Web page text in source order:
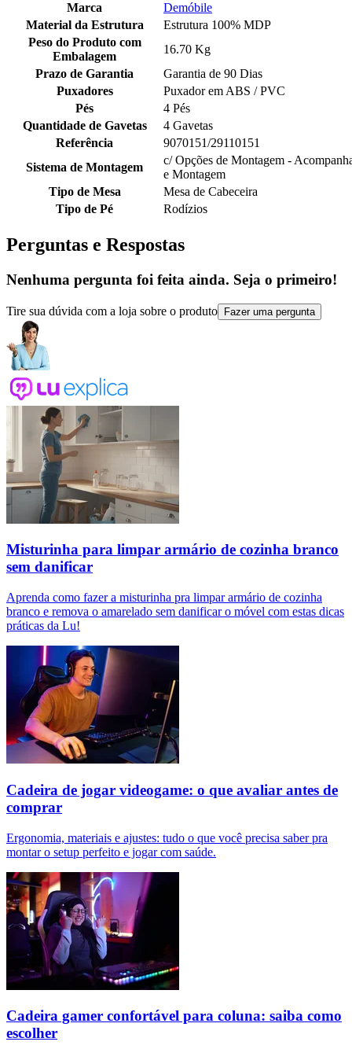
Marca
Demóbile
Material da Estrutura
Estrutura 100% MDP
Peso do Produto com
Embalagem
16.70 Kg
Prazo de Garantia
Garantia de 90 Dias
Puxadores
Puxador em ABS / PVC
Pés
4 Pés
Quantidade de Gavetas
4 Gavetas
Referência
9070151/29110151
Sistema de Montagem
c/ Opções de Montagem -
e Montagem
Tipo de Mesa
Mesa de Cabeceira
Tipo de Pé
Rodízios
Perguntas e Respostas
Nenhuma pergunta foi feita ainda. Seja o primeiro!
Tire sua dúvida com a loja sobre o produto Fazer uma pergunta
Misturinha para limpar armário de cozinha branco
sem danificar
Aprenda como fazer a misturinha pra limpar armário de cozinha
branco e remova o amarelado sem danificar o móvel com estas dicas
práticas da Lu!
Cadeira de jogar videogame: o que avaliar antes de
comprar
Ergonomia, materiais e ajustes: tudo o que você precisa saber pra
montar o setup perfeito e jogar com saúde.
Cadeira gamer confortável para coluna: saiba como
escolher